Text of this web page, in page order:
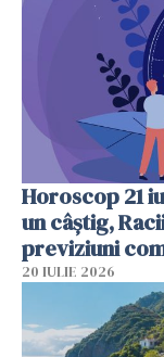
Horoscop 21
un câștig,
previziuni
20 IULIE 2026